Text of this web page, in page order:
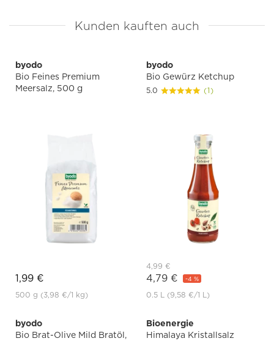
Kunden kauften auch
byodo
Bio Feines Premium
Meersalz, 500 g
1,99 €
500 g (3,98 €/1 kg)
byodo
Bio Gewürz Ketchup
5.0 (1)
4,99 €
4,79 € -4 %
0.5 L (9,58 €/1 L)
byodo
Bio Brat-Olive Mild Bratöl,
Bioenergie
Himalaya Kristallsalz